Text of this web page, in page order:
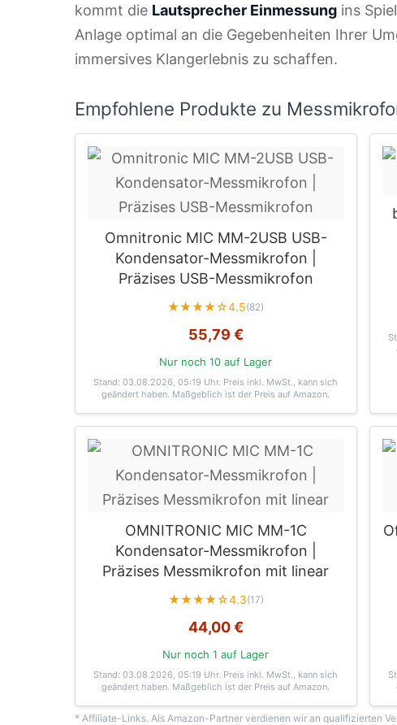
kommt die Lautsprecher Einmessung ins
Anlage optimal an die Gegebenheiten Ihrer
immersives Klangerlebnis zu schaffen.
Empfohlene Produkte zu
Omnitronic MIC MM-2USB USB-
Kondensator-Messmikrofon |
Präzises USB-Messmikrofon
★★★★☆4.5(82)
55,79 €
Nur noch 10 auf Lager
Stand: 03.08.2026, 05:19 Uhr. Preis inkl. MwSt., kann sich
geändert haben. Maßgeblich ist der Preis auf Amazon.
OMNITRONIC MIC MM-1C
Kondensator-Messmikrofon |
Präzises Messmikrofon mit linear
★★★★☆4.3(17)
44,00 €
Nur noch 1 auf Lager
Stand: 03.08.2026, 05:19 Uhr. Preis inkl. MwSt., kann sich
geändert haben. Maßgeblich ist der Preis auf Amazon.
* Affiliate-Links. Als Amazon-Partner verdienen wir an qualifizierten